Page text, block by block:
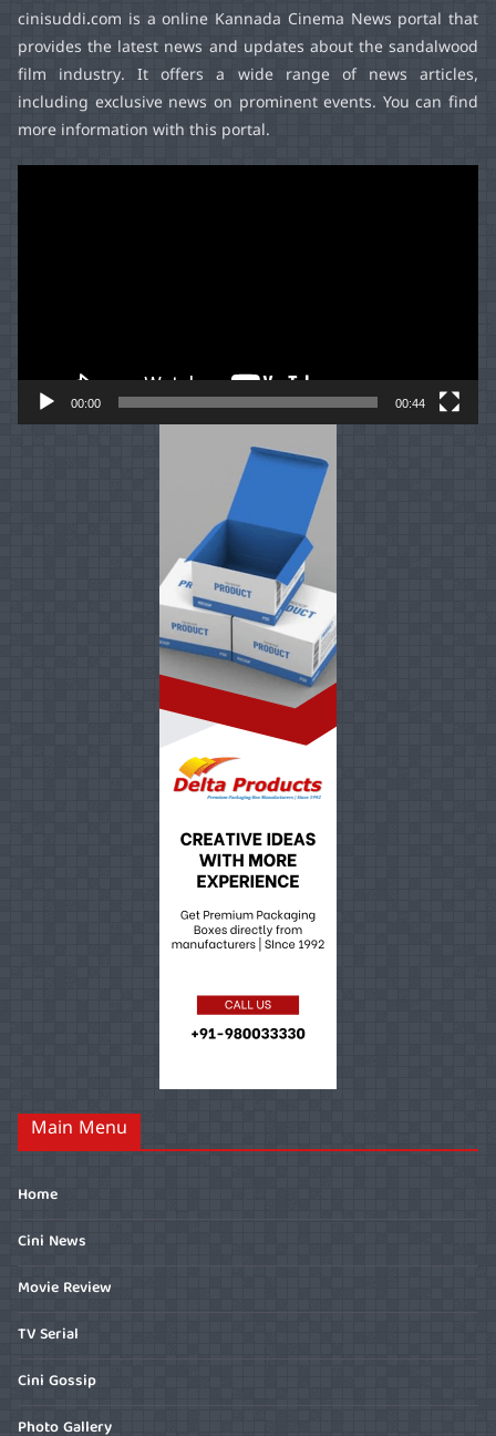
cinisuddi.com is a online Kannada Cinema News portal that
provides the latest news and updates about the sandalwood
film industry. It offers a wide range of news articles,
including exclusive news on prominent events. You can find
more information with this portal.
00:00 00:44
Main Menu
Home
Cini News
Movie Review
TV Serial
Cini Gossip
Photo Gallery